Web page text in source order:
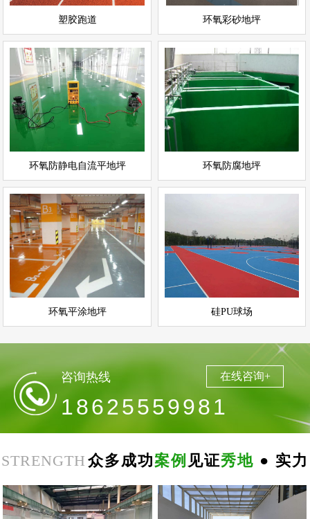
塑胶跑道 环氧彩砂地坪
环氧防静电自流平地坪
环氧防静电自流平地坪
环氧地坪
立即询问
环氧防腐地坪
环氧防腐地坪
环氧地坪
查看详情
立即询问
环氧平涂地坪
环氧平涂地坪
环氧地坪
立即询问
硅PU球场
硅PU球场
运动场地坪
查看详情
立即询问
咨询热线
18625559981
在线咨询+
STRENGTH 众多成功案例 见证秀地 ● 实力
郑
州
思
念
食
品
环
氧
自
平 南
阳
地
下
停
车
场
无
震
防